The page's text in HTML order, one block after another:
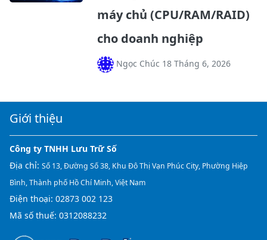
máy chủ (CPU/RAM/RAID)
cho doanh nghiệp
Ngọc Chúc 18 Tháng 6, 2026
Giới thiệu
Công ty TNHH Lưu Trữ Số
Địa chỉ: Số 13, Đường Số 38, Khu Đô Thị Vạn Phúc City, Phường Hiệp
Bình, Thành phố Hồ Chí Minh, Việt Nam
Điện thoại: 02873 002 123
Mã số thuế: 0312088232